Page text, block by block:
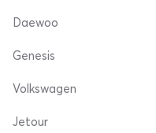
Daewoo
Genesis
Volkswagen
Jetour